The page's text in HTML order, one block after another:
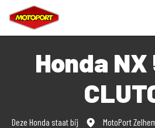
Honda
Deze Honda staat bij MotoPort